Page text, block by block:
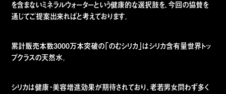
を含まないミネラルウォーターという健康的な選択肢を、今回の協賛を
通じてご提案出来ればと考えております。
累計販売本数3000万本突破の「のむシリカ」はシリカ含有量世界トッ
プクラスの天然水。
シリカは健康・美容増進効果が期待されており、老若男女問わず多く